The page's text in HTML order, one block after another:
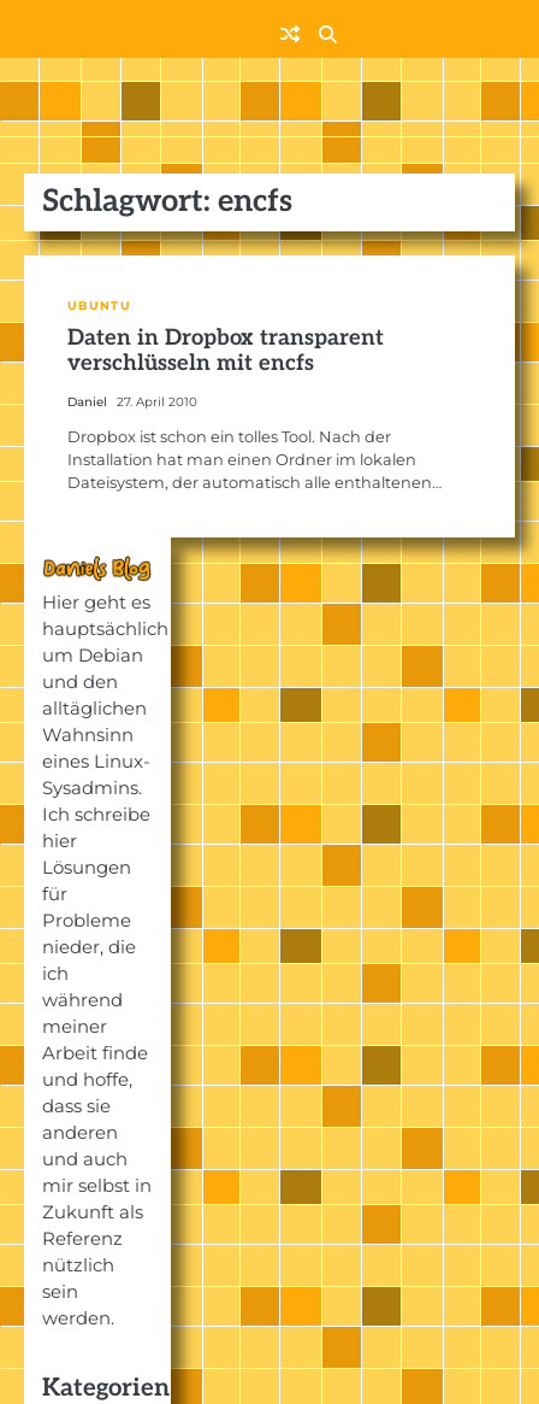
Schlagwort: encfs
UBUNTU
Daten in Dropbox transparent
verschlüsseln mit encfs
Daniel 27. April 2010
Dropbox ist schon ein tolles Tool. Nach der
Installation hat man einen Ordner im lokalen
Dateisystem, der automatisch alle enthaltenen…
Hier geht es
hauptsächlich
um Debian
und den
alltäglichen
Wahnsinn
eines Linux-
Sysadmins.
Ich schreibe
hier
Lösungen
für
Probleme
nieder, die
ich
während
meiner
Arbeit finde
und hoffe,
dass sie
anderen
und auch
mir selbst in
Zukunft als
Referenz
nützlich
sein
werden.
Kategorien